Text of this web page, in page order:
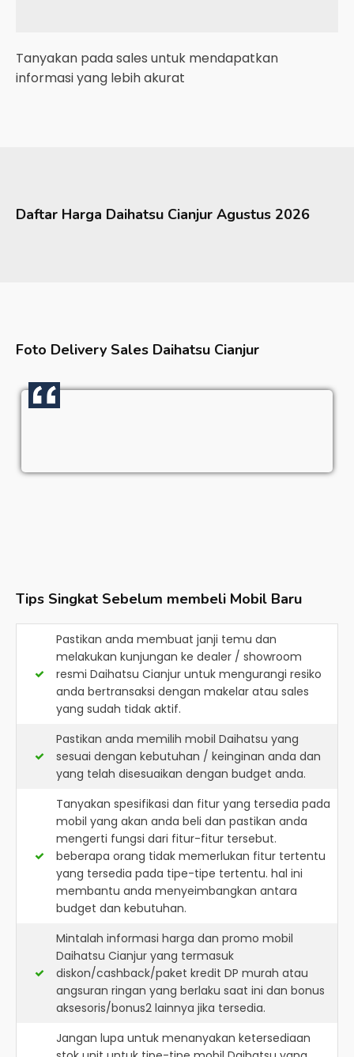
Tanyakan pada sales untuk mendapatkan
informasi yang lebih akurat
Daftar Harga Daihatsu Cianjur Agustus 2026
Foto Delivery Sales Daihatsu Cianjur
Tips Singkat Sebelum membeli Mobil Baru
Pastikan anda membuat janji temu dan
melakukan kunjungan ke dealer / showroom
resmi Daihatsu Cianjur untuk mengurangi resiko
anda bertransaksi dengan makelar atau sales
yang sudah tidak aktif.
Pastikan anda memilih mobil Daihatsu yang
sesuai dengan kebutuhan / keinginan anda dan
yang telah disesuaikan dengan budget anda.
Tanyakan spesifikasi dan fitur yang tersedia pada
mobil yang akan anda beli dan pastikan anda
mengerti fungsi dari fitur-fitur tersebut.
beberapa orang tidak memerlukan fitur tertentu
yang tersedia pada tipe-tipe tertentu. hal ini
membantu anda menyeimbangkan antara
budget dan kebutuhan.
Mintalah informasi harga dan promo mobil
Daihatsu Cianjur yang termasuk
diskon/cashback/paket kredit DP murah atau
angsuran ringan yang berlaku saat ini dan bonus
aksesoris/bonus2 lainnya jika tersedia.
Jangan lupa untuk menanyakan ketersediaan